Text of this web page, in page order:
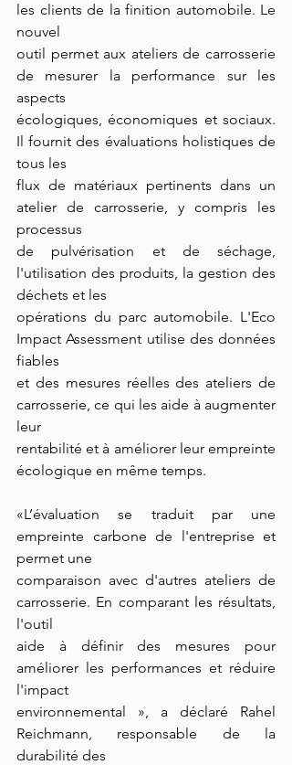
les clients de la finition automobile. Le
nouvel
outil permet aux ateliers de carrosserie
de mesurer la performance sur les
aspects
écologiques, économiques et sociaux.
Il fournit des évaluations holistiques de
tous les
flux de matériaux pertinents dans un
atelier de carrosserie, y compris les
processus
de pulvérisation et de séchage,
l'utilisation des produits, la gestion des
déchets et les
opérations du parc automobile. L'Eco
Impact Assessment utilise des données
fiables
et des mesures réelles des ateliers de
carrosserie, ce qui les aide à augmenter
leur
rentabilité et à améliorer leur empreinte
écologique en même temps.
«L’évaluation se traduit par une
empreinte carbone de l'entreprise et
permet une
comparaison avec d'autres ateliers de
carrosserie. En comparant les résultats,
l'outil
aide à définir des mesures pour
améliorer les performances et réduire
l'impact
environnemental », a déclaré Rahel
Reichmann, responsable de la
durabilité des